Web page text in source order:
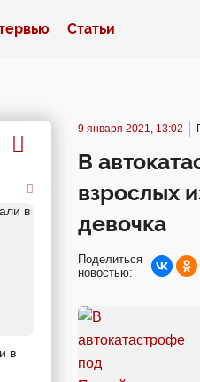
Статьи
в
9 января 2021, 13:02
В
взрослых
девочка
Поделиться
новостью: